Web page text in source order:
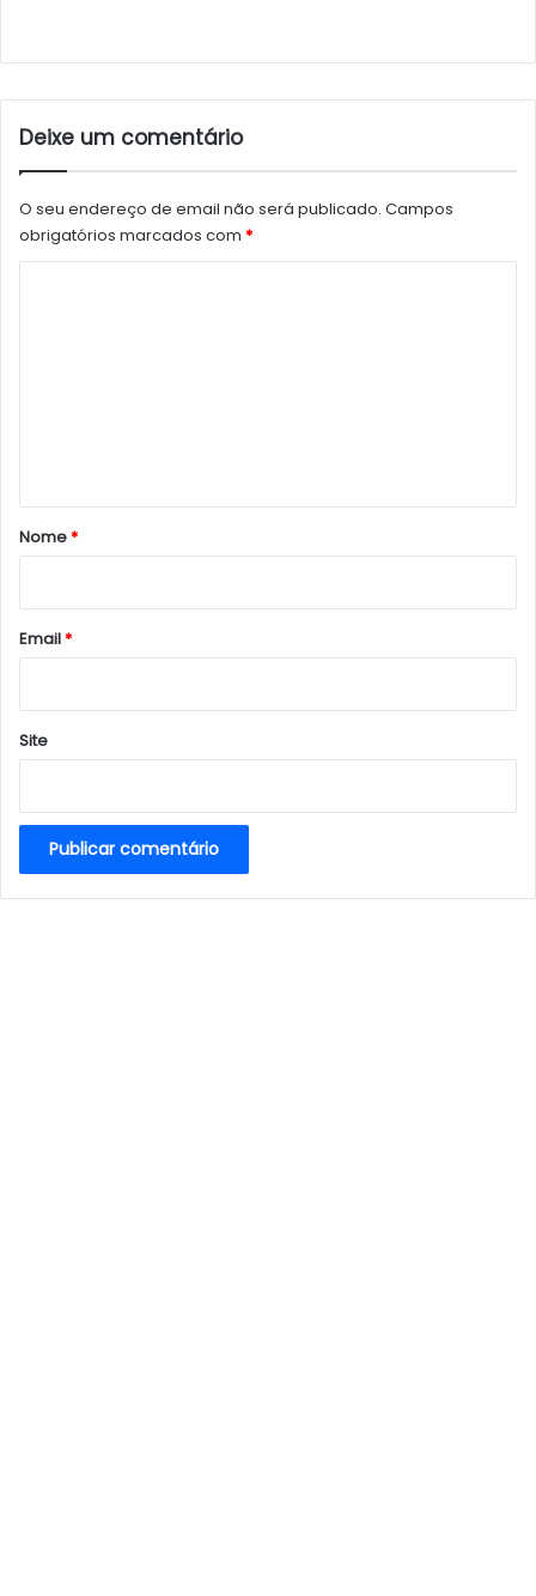
Deixe um comentário
O seu endereço de email não será publicado. Campos
obrigatórios marcados com *
r
*
Nome*
Email*
Site